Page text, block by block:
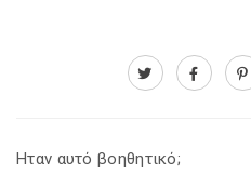
Ηταν αυτό βοηθητικό;